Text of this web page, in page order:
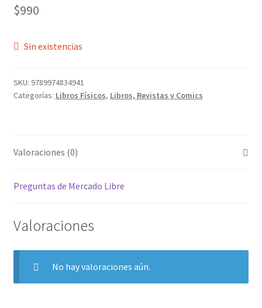
novedades
$990
Sin existencias
SKU: 9789974834941
Categorías: Libros Físicos, Libros, Revistas y Comics
Valoraciones (0)
Preguntas de Mercado Libre
Valoraciones
No hay valoraciones aún.